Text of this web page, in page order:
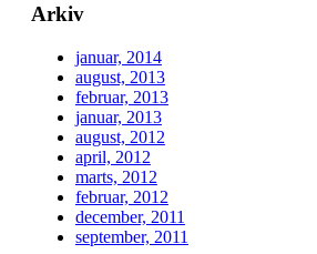
Arkiv
januar, 2014
august, 2013
februar, 2013
januar, 2013
august, 2012
april, 2012
marts, 2012
februar, 2012
december, 2011
september, 2011